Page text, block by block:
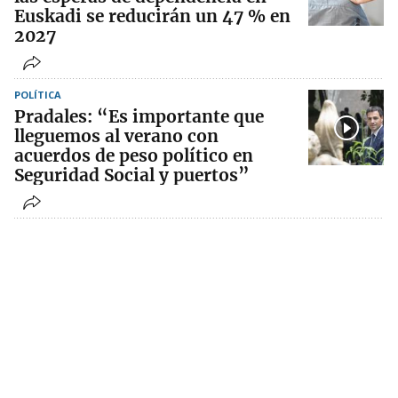
Euskadi se reducirán un 47 % en
2027
POLÍTICA
Pradales: “Es importante que
lleguemos al verano con
acuerdos de peso político en
Seguridad Social y puertos”